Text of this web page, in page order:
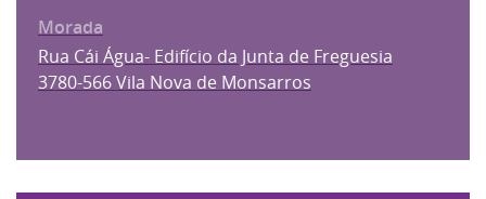
Rua Cái Água- Edifício da Junta de Freguesia
3780-566 Vila Nova de Monsarros